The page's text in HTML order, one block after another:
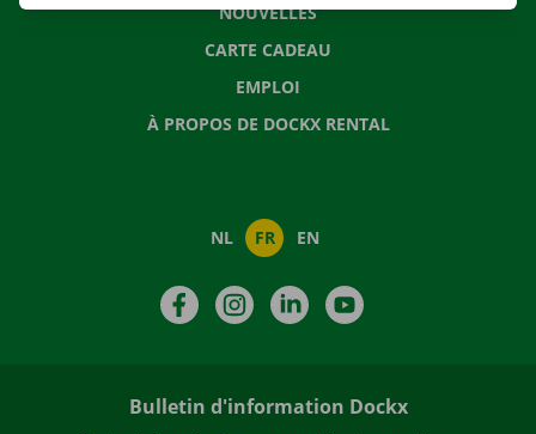
NOUVELLES
CARTE CADEAU
EMPLOI
À PROPOS DE DOCKX RENTAL
NL FR EN
FacebookInstagramLinkedIn
Bulletin d'information Dockx